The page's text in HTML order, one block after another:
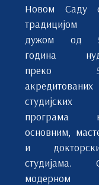
Новом Саду
традицијом
дужом од
година
преко
акредитованих
студијских
програма
основним,
и
студијама.
модерном